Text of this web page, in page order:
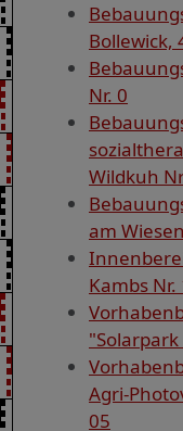
Bollewick,
Nr. 0
Wildkuh
am
Kambs Nr.
"Solarpark
Agri-
05